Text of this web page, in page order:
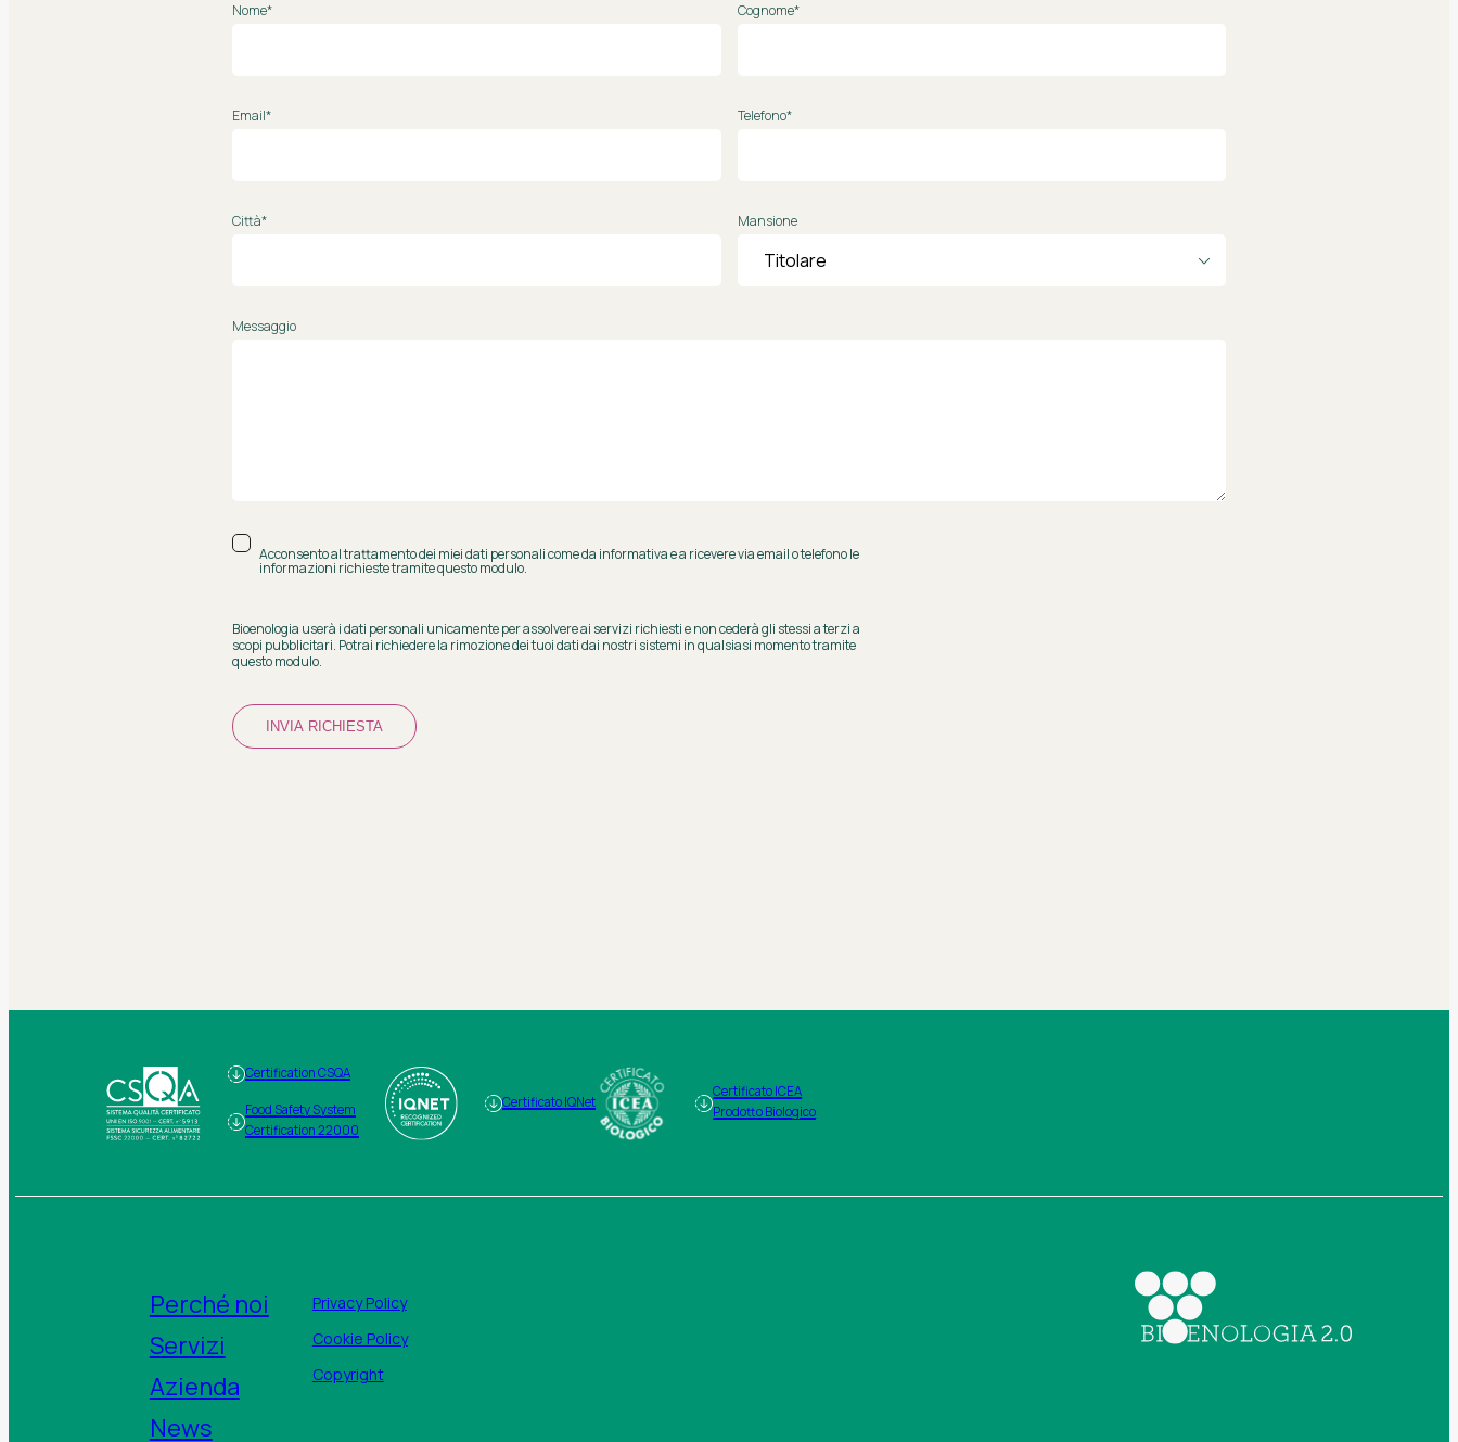
Nome* Cognome*
Email* Telefono*
Città* Mansione
Messaggio
Acconsento al trattamento dei miei dati personali come da informativa e a ricevere via email o telefono le
informazioni richieste tramite questo modulo.
Bioenologia userà i dati personali unicamente per assolvere ai servizi richiesti e non cederà gli stessi a terzi a
scopi pubblicitari. Potrai richiedere la rimozione dei tuoi dati dai nostri sistemi in qualsiasi momento tramite
questo modulo.
INVIA RICHIESTA
Certification CSQA
Food Safety System
Certification 22000
Certificato IQNet
Certificato ICEA
Prodotto Biologico
Perché noi
Servizi
Azienda
News
Privacy Policy
Cookie Policy
Copyright